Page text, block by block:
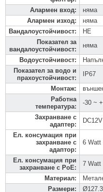
Алармен вход:
няма
Алармен изход:
няма
Вандалоустойчивост:
НЕ
Показател за
вандалоустойчивост:
няма
Водоустойчивост:
Показател за водо и
прахоустойчивост:
IP67
Монтаж:
Работна
температура:
-30 ~
Захранване с
адаптер:
Ел. консумация при
захранване с
адаптор:
6 Watt
Ел. консумация при
захранване с PoE:
7 Watt
Материал:
Размери: